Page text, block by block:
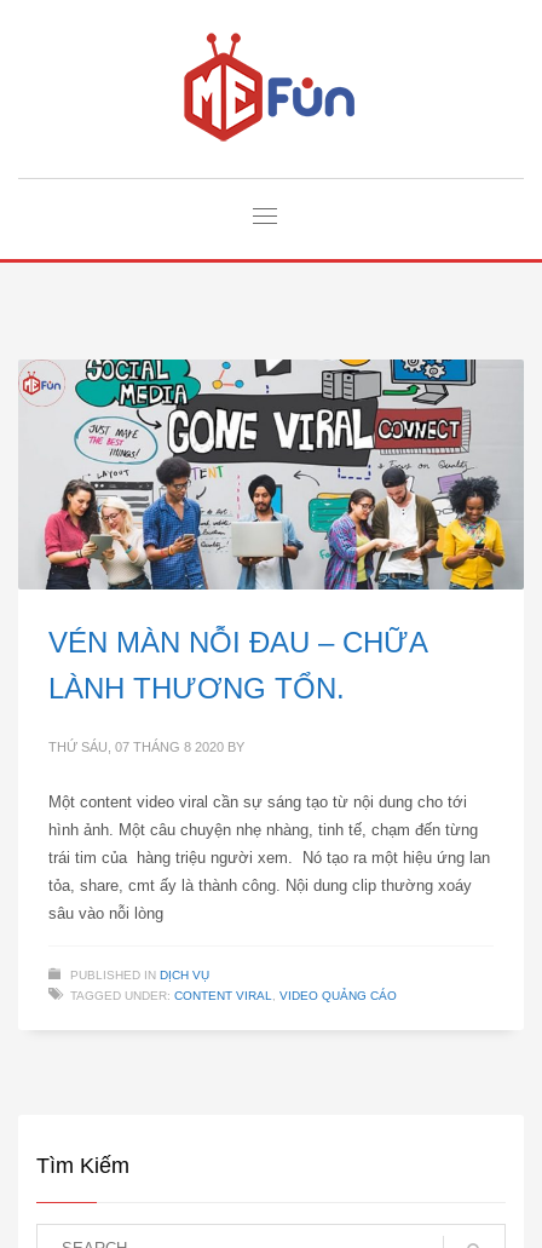
VÉN MÀN NỖI ĐAU – CHỮA
LÀNH THƯƠNG TỔN.
THỨ SÁU, 07 THÁNG 8 2020 BY
Một content video viral cần sự sáng tạo từ nội dung cho tới
hình ảnh. Một câu chuyện nhẹ nhàng, tinh tế, chạm đến từng
trái tim của hàng triệu người xem. Nó tạo ra một hiệu ứng lan
tỏa, share, cmt ấy là thành công. Nội dung clip thường xoáy
sâu vào nỗi lòng
PUBLISHED IN DỊCH VỤ
TAGGED UNDER: CONTENT VIRAL VIDEO QUẢNG CÁO
Tìm Kiếm